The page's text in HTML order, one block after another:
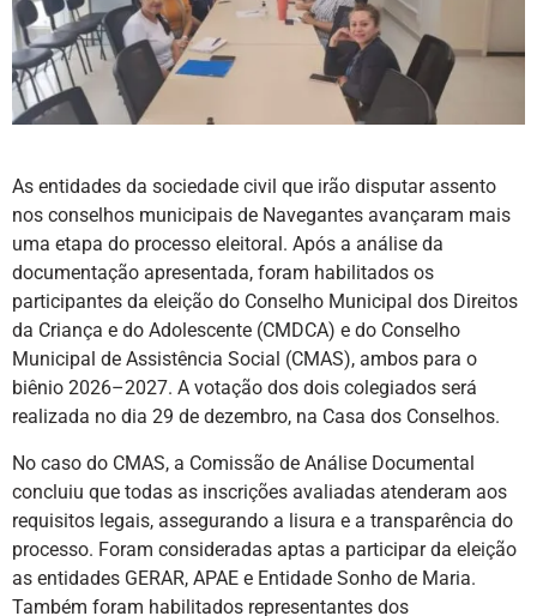
As entidades da sociedade civil que irão disputar assento
nos conselhos municipais de Navegantes avançaram mais
uma etapa do processo eleitoral. Após a análise da
documentação apresentada, foram habilitados os
participantes da eleição do Conselho Municipal dos Direitos
da Criança e do Adolescente (CMDCA) e do Conselho
Municipal de Assistência Social (CMAS), ambos para o
biênio 2026–2027. A votação dos dois colegiados será
realizada no dia 29 de dezembro, na Casa dos Conselhos.
No caso do CMAS, a Comissão de Análise Documental
concluiu que todas as inscrições avaliadas atenderam aos
requisitos legais, assegurando a lisura e a transparência do
processo. Foram consideradas aptas a participar da eleição
as entidades GERAR, APAE e Entidade Sonho de Maria.
Também foram habilitados representantes dos